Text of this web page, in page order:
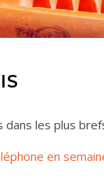
les plus
en